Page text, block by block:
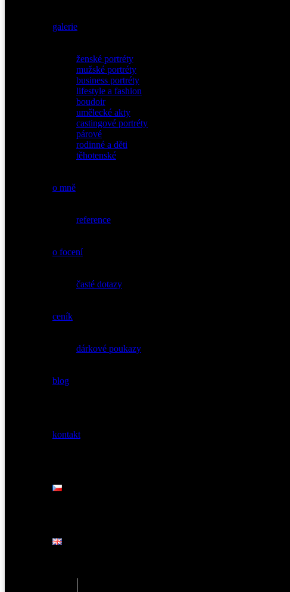
galerie
ženské portréty
mužské portréty
business portréty
lifestyle a fashion
boudoir
umělecké akty
castingové portréty
párové
rodinné a děti
těhotenské
o mně
reference
o focení
časté dotazy
ceník
dárkové poukazy
blog
kontakt